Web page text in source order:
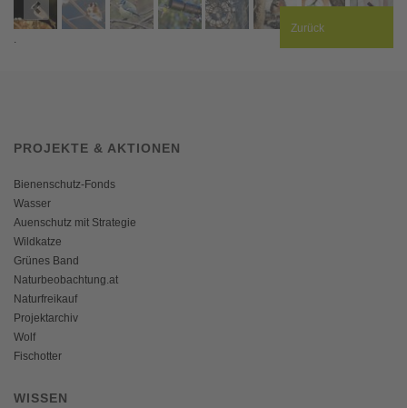
.
Zurück
PROJEKTE & AKTIONEN
Bienenschutz-Fonds
Wasser
Auenschutz mit Strategie
Wildkatze
Grünes Band
Naturbeobachtung.at
Naturfreikauf
Projektarchiv
Wolf
Fischotter
WISSEN